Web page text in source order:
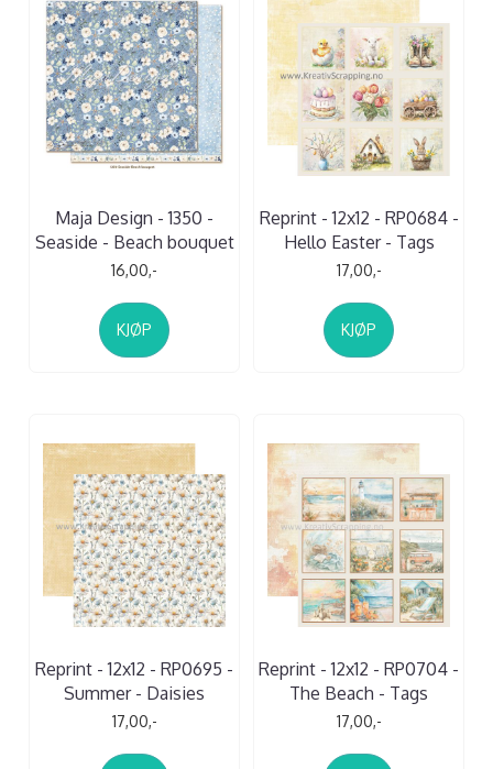
Maja Design - 1350 -
Seaside - Beach bouquet
16,00,-
KJØP
Reprint - 12x12 - RP0684 -
Hello Easter - Tags
17,00,-
KJØP
Reprint - 12x12 - RP0695 -
Summer - Daisies
17,00,-
Reprint - 12x12 - RP0704 -
The Beach - Tags
17,00,-